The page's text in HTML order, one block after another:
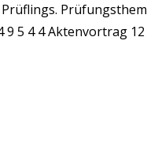
5 4 4 Aktenvortrag 12